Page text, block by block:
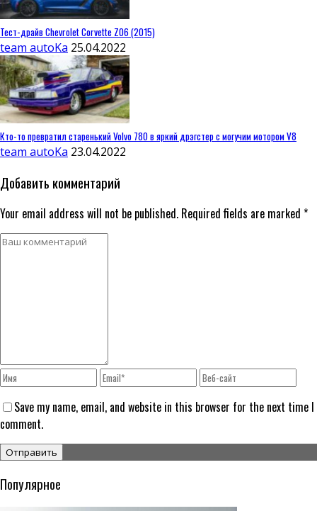
Тест-драйв Chevrolet Corvette Z06 (2015)
team autoKa 25.04.2022
Кто-то превратил старенький Volvo 780 в яркий дрэгстер с могучим мотором V8
team autoKa 23.04.2022
Добавить комментарий
Your email address will not be published. Required fields are marked *
Save my name, email, and website in this browser for the next time I
comment.
Популярное